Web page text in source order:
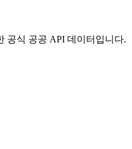
공식 공공 API 데이터입니다.